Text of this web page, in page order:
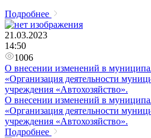
Подробнее
21.03.2023
14:50
1006
О внесении изменений в
«Организация деятельности
учреждения «Автохозяйство».
О внесении изменений в
«Организация деятельности
учреждения «Автохозяйство».
Подробнее